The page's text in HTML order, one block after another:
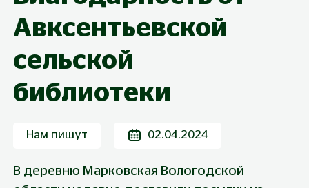
Авксентьевской
сельской
библиотеки
Нам пишут 02.04.2024
В деревню Марковская Вологодской